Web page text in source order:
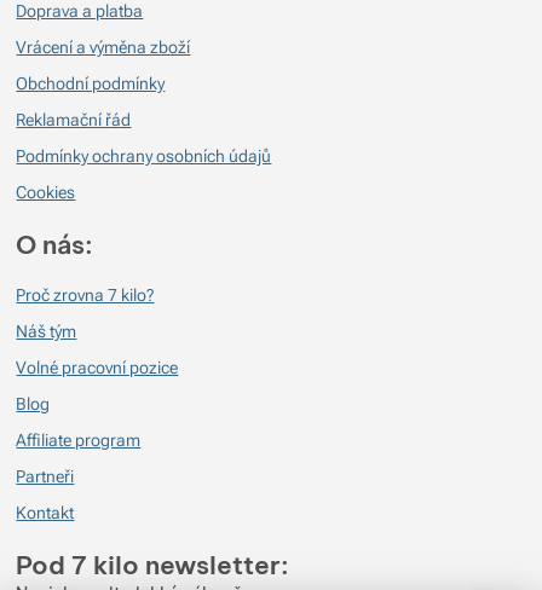
Doprava a platba
Vrácení a výměna zboží
Obchodní podmínky
Reklamační řád
Podmínky ochrany osobních údajů
Cookies
O nás:
Proč zrovna 7 kilo?
Náš tým
Volné pracovní pozice
Blog
Affiliate program
Partneři
Kontakt
Pod 7 kilo newsletter: